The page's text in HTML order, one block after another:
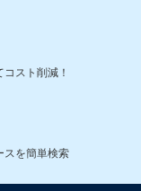
スト削減！
スを簡単検索